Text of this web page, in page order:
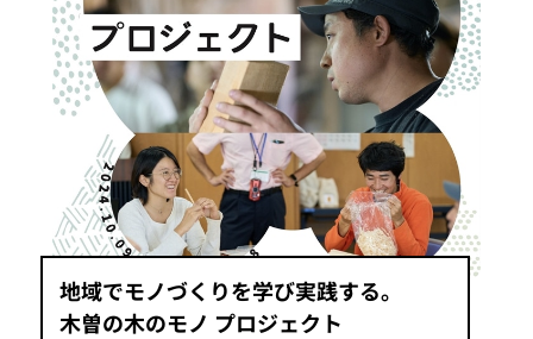
地域でモノづくりを学び実践する。
木曽の木のモノ プロジェクト